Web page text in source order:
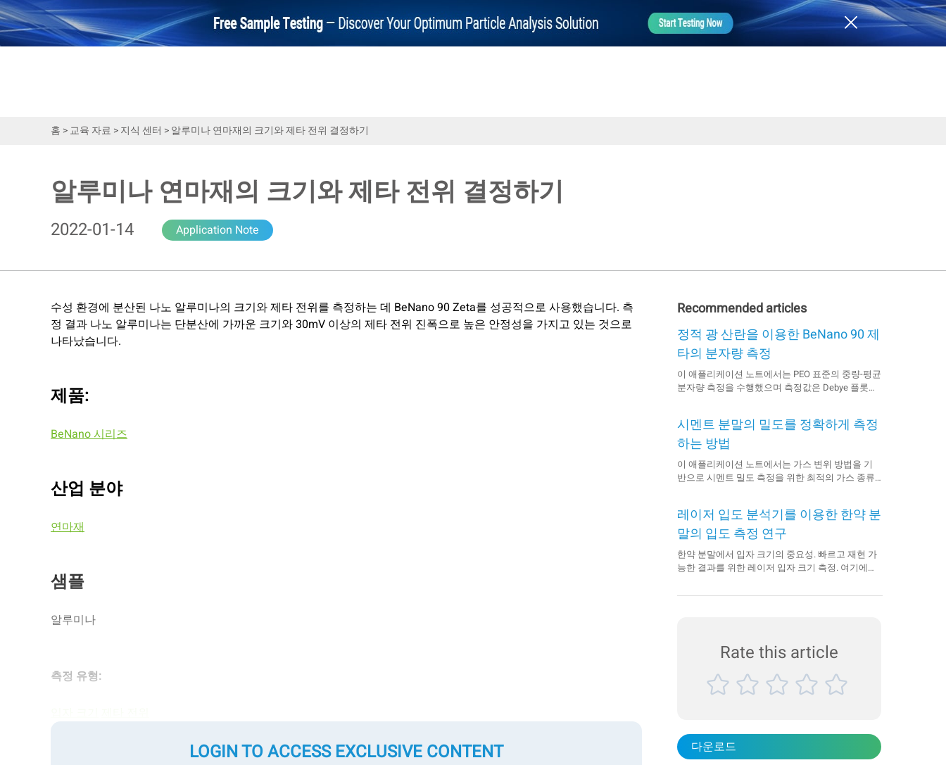
홈 >교육 자료 >지식 센터 >알루미나 연마재의 크기와 제타 전위 결정하기
알루미나 연마재의 크기와 제타 전위 결정하기
2022-01-14 Application Note
수성 환경에 분산된 나노 알루미나의 크기와 제타 전위를 측정하는 데 BeNano 90 Zeta를 성공적으로 사용했습니다. 측
정 결과 나노 알루미나는 단분산에 가까운 크기와 30mV 이상의 제타 전위 진폭으로 높은 안정성을 가지고 있는 것으로
나타났습니다.
제품:
BeNano 시리즈
산업 분야
연마재
샘플
알루미나
측정 유형:
LOGIN TO ACCESS EXCLUSIVE CONTENT
Recommended articles
정적 광 산란을 이용한 BeNano 90 제
타의 분자량 측정
이 애플리케이션 노트에서는 PEO 표준의 중량-평균
분자량 측정을 수행했으며 측정값은 Debye 플롯을
을 입증합니다.
시멘트 분말의 밀도를 정확하게 측정
하는 방법
이 애플리케이션 노트에서는 가스 변위 방법을 기
반으로 시멘트 밀도 측정을 위한 최적의 가스 종류
밀도를 특성화할 수 있는 신뢰할 수 있는 방법을 제
공합니다.&nbsp;&nbsp;제품: 제품&nbsp;BetterPyc
38...
레이저 입도 분석기를 이용한 한약 분
말의 입도 측정 연구
한약 분말에서 입자 크기의 중요성. 빠르고 재현 가
능한 결과를 위한 레이저 입자 크기 측정. 여기에서
Rate this article
다운로드